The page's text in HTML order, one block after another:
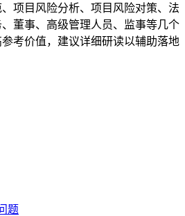
项目风险分析、项目风险对策、法
董事、高级管理人员、监事等几个
考价值，建议详细研读以辅助落地
题